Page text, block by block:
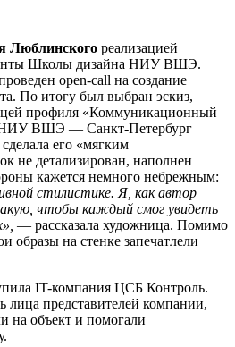
Люблинского реализацией
Школы дизайна НИУ ВШЭ.
open-call на создание
По итогу был выбран эскиз,
профиля «Коммуникационный
НИУ ВШЭ — Санкт-Петербург
его «мягким
не детализирован, наполнен
кажется немного небрежным:
стилистике. Я, как автор
чтобы каждый смог увидеть
— рассказала художница. Помимо
образы на стенке запечатлели
IT-компания ЦСБ Контроль.
лица представителей компании,
на объект и помогали